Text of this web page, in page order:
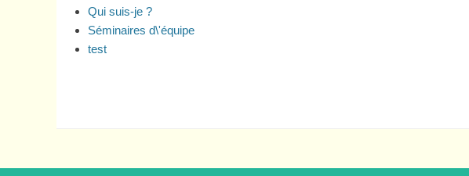
Qui suis-je ?
Séminaires d\'équipe
test